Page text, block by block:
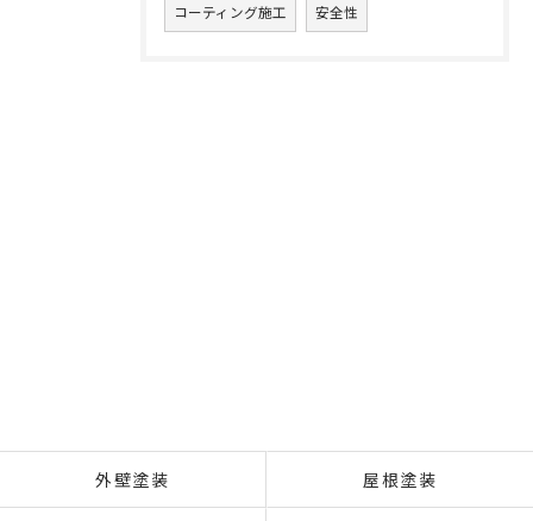
コーティング施工 安全性
外壁塗装 屋根塗装